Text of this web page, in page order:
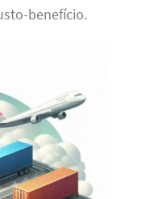
benefício.